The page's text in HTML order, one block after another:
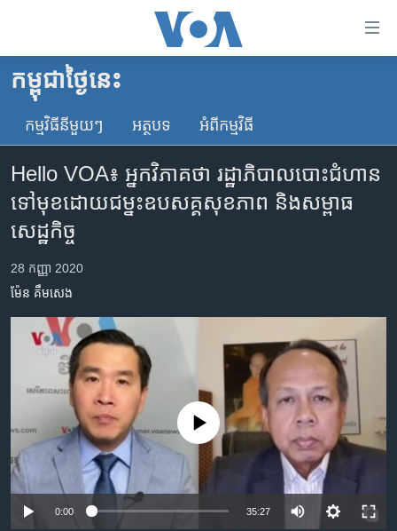
គេហទំព័រ​
ទាក់ទង
និង​
ចូល​
ទំព័រ​
ព័ត៌មាន​​
ម្តង
រំលង​
និង​
និង​
ចូល​
កាន់​
កម្ពុជា
អន្តរជាតិ
ចិន
ហេឡូវីអូអេ
ព្រឹត្តិការណ៍ព័ត៌មាន
ទូរទស្សន៍ / វីដេអូ​
វិទ្យុ / ផតខាសថ៍
កម្មវិធីទាំងអស់
Khmer English
បណ្តាញ​សង្គម
កម្ពុជាថ្ងៃនេះ
កម្មវិធី​នីមួយៗ អត្ថបទ​ អំពី​កម្មវិធី​
Hello VOA៖ ​អ្នកវិភាគថា ​រដ្ឋាភិបាល​បោះជំហាន​
ទៅមុខ​ដោយ​ជម្នះ​ឧបសគ្គ​សុខភាព ​និង​សម្ពាធ​
សេដ្ឋកិច្ច
28 កញ្ញា 2020
ម៉ែន គឹមសេង
No media source currently available
0:00 35:27